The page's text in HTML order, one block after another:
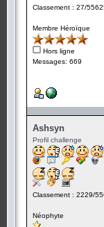
Classement : 27/
Membre Héroïque
Hors ligne
Messages: 669
Ashsyn
Profil challenge
Classement : 2229/
Néophyte